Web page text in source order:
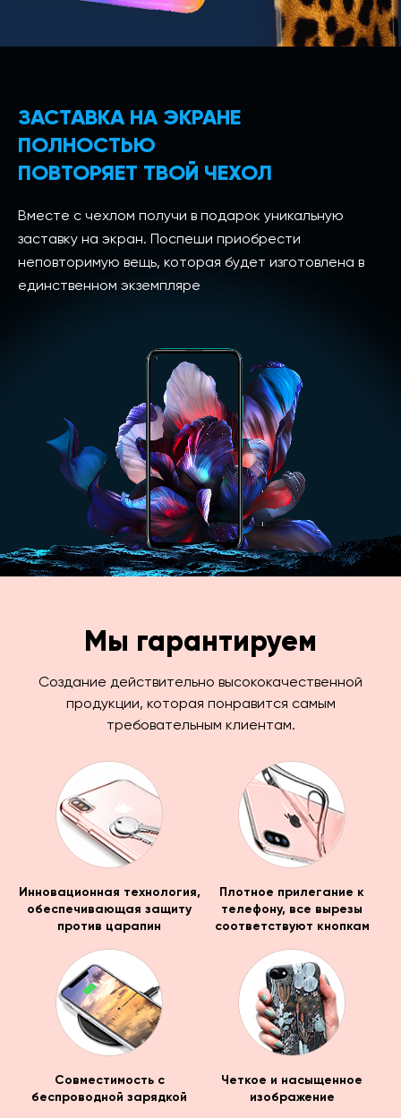
ЗАСТАВКА НА ЭКРАНЕ
ПОЛНОСТЬЮ
ПОВТОРЯЕТ ТВОЙ ЧЕХОЛ
Вместе с чехлом получи в подарок уникальную
заставку на экран. Поспеши приобрести
неповторимую вещь, которая будет изготовлена в
единственном экземпляре
Мы гарантируем
Создание действительно высококачественной
продукции, которая понравится самым
требовательным клиентам.
Инновационная технология,
обеспечивающая защиту
против царапин
Плотное прилегание к
телефону, все вырезы
соответствуют кнопкам
Совместимость с
беспроводной зарядкой
Четкое и насыщенное
изображение